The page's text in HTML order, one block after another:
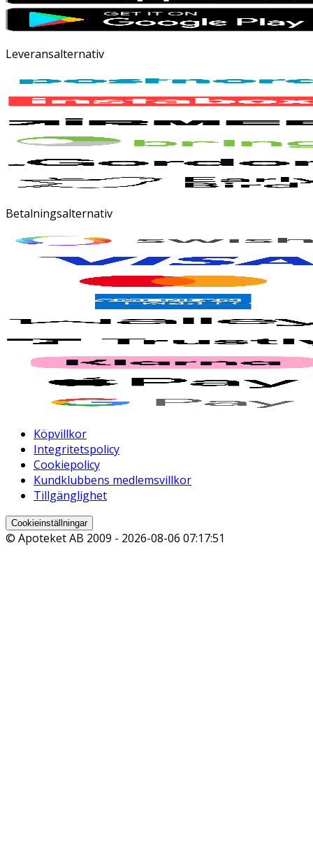
Leveransalternativ
Betalningsalternativ
Köpvillkor
Integritetspolicy
Cookiepolicy
Kundklubbens medlemsvillkor
Tillgänglighet
Cookieinställningar
© Apoteket AB 2009 - 2026-08-06 07:17:51